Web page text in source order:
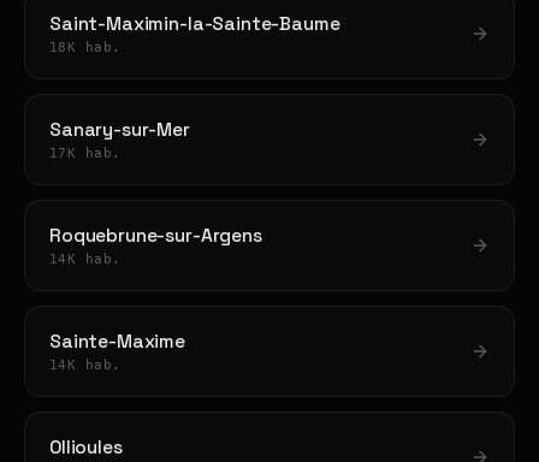
Saint-Maximin-la-Sainte-Baume
18K hab.
Sanary-sur-Mer
17K hab.
Roquebrune-sur-Argens
14K hab.
Sainte-Maxime
14K hab.
Ollioules